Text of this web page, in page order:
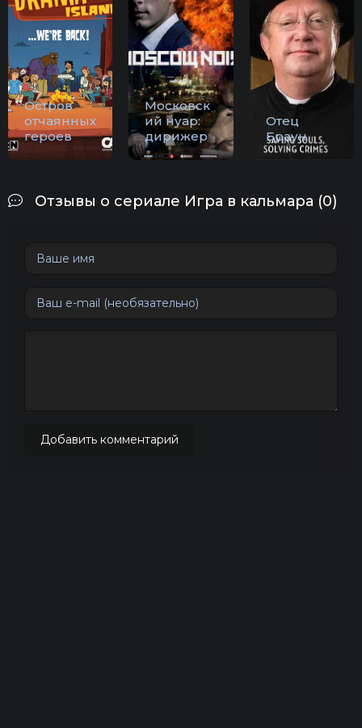
Остров
отчаянных
героев
Московск
ий нуар:
дирижер
Отец
Браун
Отзывы о сериале Игра в кальмара (0)
Добавить комментарий